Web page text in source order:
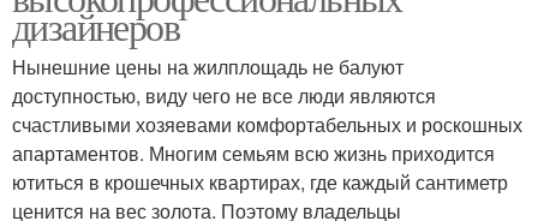
дизайнеров
Нынешние цены на жилплощадь не балуют
доступностью, виду чего не все люди являются
счастливыми хозяевами комфортабельных и роскошных
апартаментов. Многим семьям всю жизнь приходится
ютиться в крошечных квартирах, где каждый сантиметр
ценится на вес золота. Поэтому владельцы